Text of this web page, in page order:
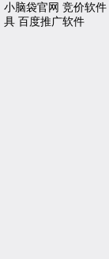
小脑袋官网 竞价软件
具 百度推广软件